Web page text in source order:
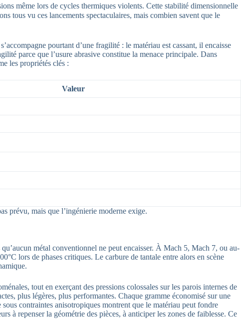
même lors de cycles thermiques violents. Cette stabilité dimensionnelle
tous vu ces lancements spectaculaires, mais combien savent que le
pourtant d’une fragilité : le matériau est cassant, il encaisse
parce que l’usure abrasive constitue la menace principale. Dans
les propriétés clés :
Valeur
prévu, mais que l’ingénierie moderne exige.
qu’aucun métal conventionnel ne peut encaisser. À Mach 5, Mach 7, ou au-
lors de phases critiques. Le carbure de tantale entre alors en scène
tout en exerçant des pressions colossales sur les parois internes de
plus légères, plus performantes. Chaque gramme économisé sur une
contraintes anisotropiques montrent que le matériau peut fondre
à repenser la géométrie des pièces, à anticiper les zones de faiblesse. Ce